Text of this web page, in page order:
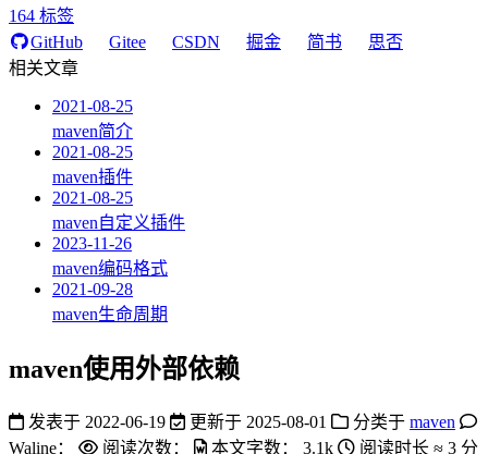
164 标签
GitHub
Gitee CSDN 掘金 简书
思否
相关文章
2021-08-25
maven简介
2021-08-25
maven插件
2021-08-25
maven自定义插件
2023-11-26
maven编码格式
2021-09-28
maven生命周期
maven使用外部依赖
发表于 2022-06-19 更新于 2025-08-01 分类于 maven
Waline：
阅读次数： 本文字数： 3.1k 阅读时长 ≈ 3 分